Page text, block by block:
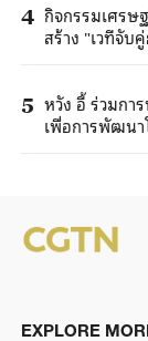
4 กิจกรรมเศรษ
สร้าง "เวทีจับ
5 หวัง อี้ ร่วมกา
เพื่อการพัฒนา
EXPLORE